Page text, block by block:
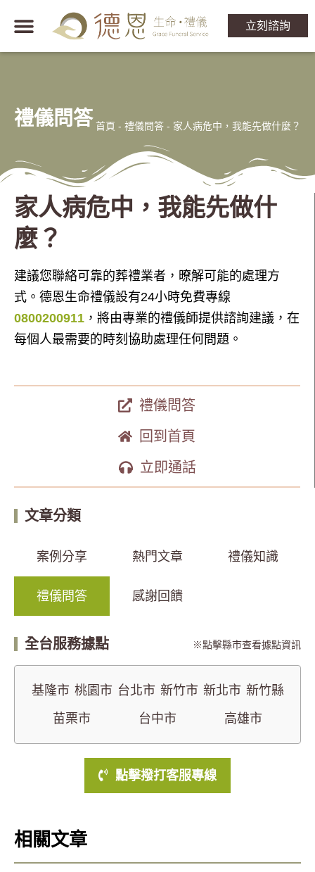
立刻諮詢
禮儀問答 首頁 - 禮儀問答 - 家人病危中，我能先做什麼？
家人病危中，我能先做什
麼？
建議您聯絡可靠的葬禮業者，暸解可能的處理方
式。德恩生命禮儀設有24小時免費專線
0800200911 ，將由專業的禮儀師提供諮詢建議，在
每個人最需要的時刻協助處理任何問題。
禮儀問答
回到首頁
立即通話
文章分類
案例分享 熱門文章 禮儀知識
禮儀問答 感謝回饋
全台服務據點 點擊縣市查看據點資訊
基隆市 桃園市
苗栗市
台北市 新竹市
台中市
新北市 新竹縣
高雄市
點擊撥打客服專線
相關文章